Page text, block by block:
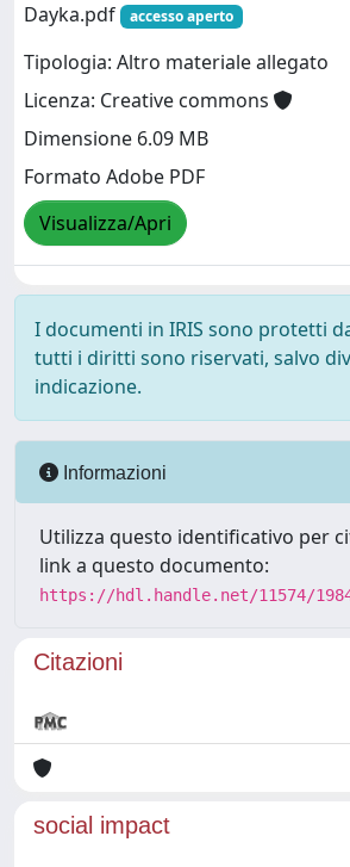
Dayka.pdf
accesso aperto
Tipologia: Altro materiale allegato
Licenza: Creative commons
Dimensione 6.09 MB
Formato Adobe PDF
Visualizza/Apri
I documenti in IRIS sono protetti
tutti i diritti sono riservati, salvo
indicazione.
Informazioni
Utilizza questo identificativo per
link a questo documento:
https://hdl.handle.net/11574/
Citazioni
social impact